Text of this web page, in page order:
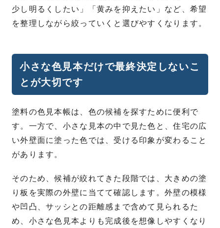
少し明るくしたい」「黄みを抑えたい」など、希望
を整理しながら絞っていくと選びやすくなります。
小さな色見本だけで最終決定しないこ
とが大切です
塗料の色見本帳は、色の候補を探すために便利で
す。一方で、小さな見本の中で見た色と、住宅の広
い外壁面に塗った色では、受ける印象が変わること
があります。
そのため、候補が絞れてきた段階では、大きめの塗
り板を実際の外壁に当てて確認します。外壁の模様
や凹凸、サッシとの距離感まで含めて見られるた
め、小さな色見本よりも完成後を想像しやすくなり